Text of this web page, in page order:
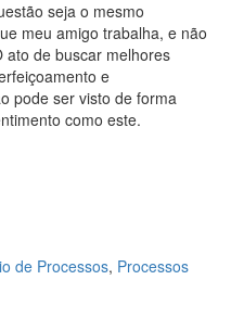
seja o mesmo
meu amigo trabalha, e não
ato de buscar melhores
e
pode ser visto de forma
como este.
de Processos, Processos